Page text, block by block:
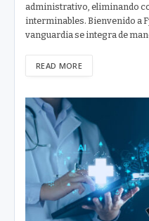
administrativo, eliminando
interminables. Bienvenido a
vanguardia se integra de
READ MORE